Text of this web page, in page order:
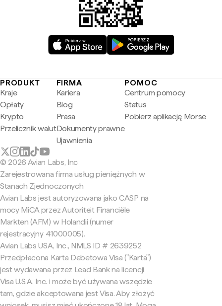
PRODUKT
Kraje
Opłaty
Krypto
Przelicznik walut
FIRMA
Kariera
Blog
Prasa
Dokumenty prawne
Ujawnienia
POMOC
Centrum pomocy
Status
Pobierz aplikację Morse
© 2026 Avian Labs, Inc
Zarejestrowana firma usług pieniężnych w
Stanach Zjednoczonych
Avian Labs jest autoryzowana jako CASP na
mocy MiCA przez Autoriteit Financiële
Markten (AFM) w Holandii (numer
rejestracyjny 41000005).
Avian Labs USA, Inc., NMLS ID # 2639252
Przedpłacona Karta Debetowa Visa ("Karta")
jest wydawana przez Lead Bank na licencji
Visa U.S.A. Inc. i może być używana wszędzie
tam, gdzie akceptowana jest Visa. Aby złożyć